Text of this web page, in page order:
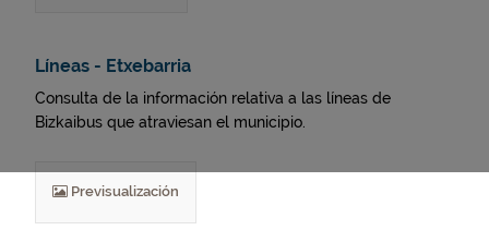
Líneas - Etxebarria
Consulta de la información relativa a las líneas de
Bizkaibus que atraviesan el municipio.
Previsualización